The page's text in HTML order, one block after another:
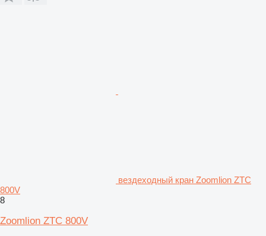
вездеходный кран Zoomlion ZTC
800V
8
Zoomlion ZTC 800V